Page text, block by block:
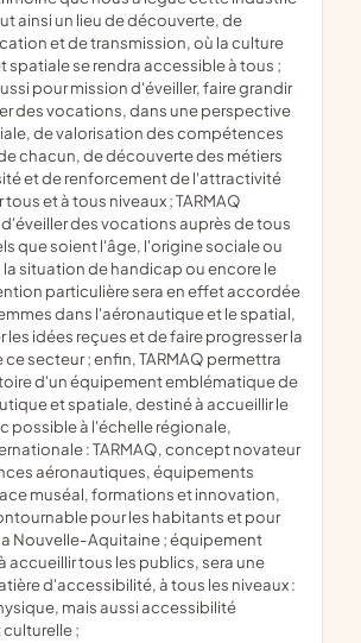
ainsi un lieu de découverte, de
et de transmission, où la culture
spatiale se rendra accessible à tous ;
pour mission d'éveiller, faire grandir
des vocations, dans une perspective
de valorisation des compétences
chacun, de découverte des métiers
et de renforcement de l'attractivité
et à tous niveaux ; TARMAQ
des vocations auprès de tous
que soient l'âge, l'origine sociale ou
situation de handicap ou encore le
particulière sera en effet accordée
dans l'aéronautique et le spatial,
idées reçues et de faire progresser la
secteur ; enfin, TARMAQ permettra
d'un équipement emblématique de
et spatiale, destiné à accueillir le
possible à l'échelle régionale,
: TARMAQ, concept novateur
aéronautiques, équipements
muséal, formations et innovation,
pour les habitants et pour
Nouvelle-Aquitaine ; équipement
accueillir tous les publics, sera une
d'accessibilité, à tous les niveaux :
mais aussi accessibilité
;